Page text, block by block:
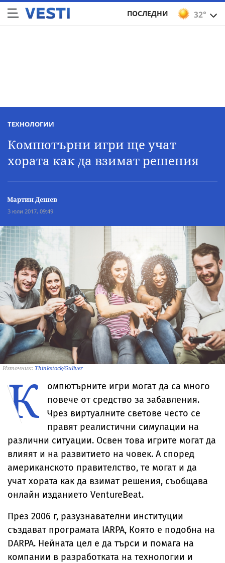
32°
ПОСЛЕДНИ
ТЕХНОЛОГИИ
Компютърни игри ще учат
хората как да взимат решения
Мартин Дешев
3 юли 2017, 09:49
Източник: Thinkstock/Guliver
К
омпютърните игри могат да са много
повече от средство за забавления.
Чрез виртуалните светове често се
правят реалистични симулации на
различни ситуации. Освен това игрите могат да
влияят и на развитието на човек. А според
американското правителство, те могат и да
учат хората как да взимат решения, съобщава
онлайн изданието VentureBeat.
През 2006 г, разузнавателни институции
създават програмата IARPA, Която е подобна на
DARPA. Нейната цел е да търси и помага на
компании в разработката на технологии и